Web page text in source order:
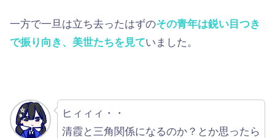
一方で一旦は立ち去ったはずのその青年は鋭い目つき
で振り向き、美世たちを見ていました。
ヒィィィ・・
清霞と三角関係になるのか？とか思ったら